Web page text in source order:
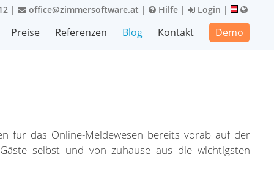
| office@zimmersoftware.at | Hilfe | Login |
Preise Referenzen Blog Kontakt Demo
für das Online-Meldewesen bereits vorab auf der
selbst und von zuhause aus die wichtigsten